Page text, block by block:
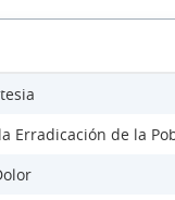
Erradicación de la